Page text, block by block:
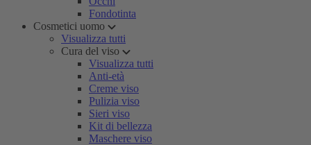
Fondotinta
Cosmetici uomo
Visualizza tutti
Cura del viso
Visualizza tutti
Anti-età
Creme viso
Pulizia viso
Sieri viso
Kit di bellezza
Maschere viso